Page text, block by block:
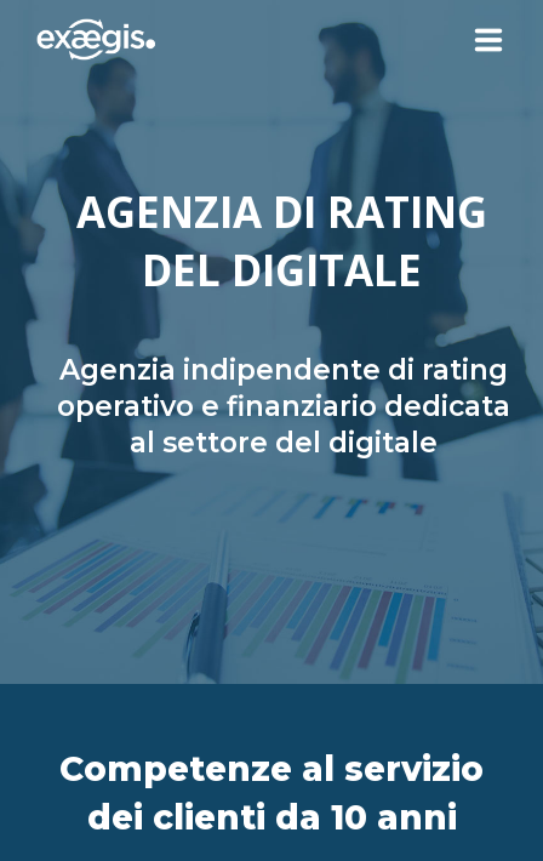
CHI SIAMO
LE NOSTRE OFFERTE
CONTATTI
SPAZIO CLIENTE
IT FR ES
Agenzia indipendente di rating
operativo e finanziario dedicata
al settore del digitale
AGENZIA DI RATING
DEL DIGITALE
Competenze al servizio
dei clienti da 10 anni